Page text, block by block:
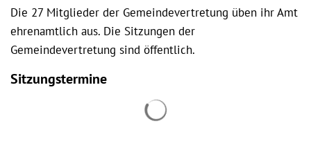
Die 27 Mitglieder der Gemeindevertretung üben ihr Amt
ehrenamtlich aus. Die Sitzungen der
Gemeindevertretung sind öffentlich.
Sitzungstermine